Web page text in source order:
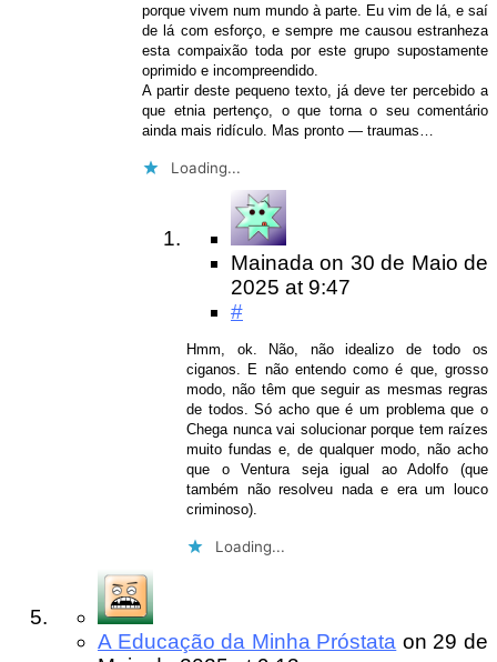
porque vivem num mundo à parte. Eu vim de lá, e saí
de lá com esforço, e sempre me causou estranheza
esta compaixão toda por este grupo supostamente
oprimido e incompreendido.
A partir deste pequeno texto, já deve ter percebido a
que etnia pertenço, o que torna o seu comentário
ainda mais ridículo. Mas pronto — traumas…
Loading...
Mainada on 30 de Maio de
2025 at 9:47
#
Hmm, ok. Não, não idealizo de todo os
ciganos. E não entendo como é que, grosso
modo, não têm que seguir as mesmas regras
de todos. Só acho que é um problema que o
Chega nunca vai solucionar porque tem raízes
muito fundas e, de qualquer modo, não acho
que o Ventura seja igual ao Adolfo (que
também não resolveu nada e era um louco
criminoso).
Loading...
A Educação da Minha Próstata on 29 de